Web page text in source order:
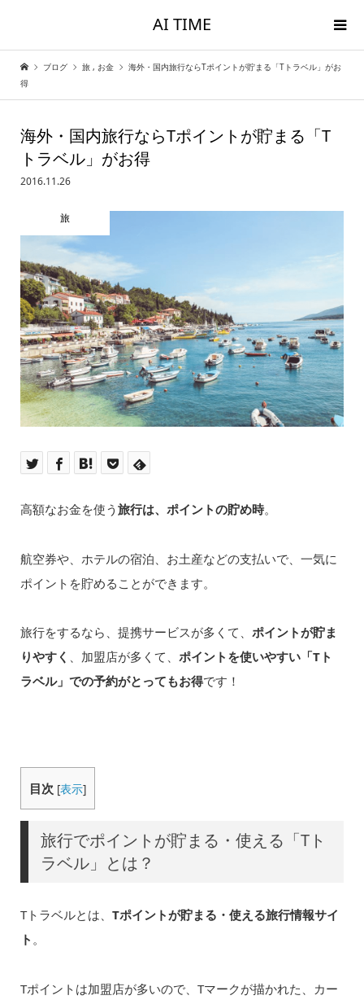
AI TIME
ブログ 旅 , お金
海外・国内旅行ならTポイントが貯まる「Tトラベル」がお
得
海外・国内旅行ならTポイントが貯まる「T
トラベル」がお得
2016.11.26
旅
高額なお金を使う 旅行は、ポイントの貯め時。
航空券や、ホテルの宿泊、お土産などの支払いで、一気に
ポイントを貯めることができます。
旅行をするなら、提携サービスが多くて、 ポイントが貯ま
りやすく 、加盟店が多くて、 ポイントを使いやすい「Tト
ラベル」での予約がとってもお得です！
目次 [表示]
旅行でポイントが貯まる・使える「Tト
ラベル」とは？
Tトラベルとは、 Tポイントが貯まる・使える旅行情報サイ
ト 。
Tポイントは加盟店が多いので、Tマークが描かれた、カー